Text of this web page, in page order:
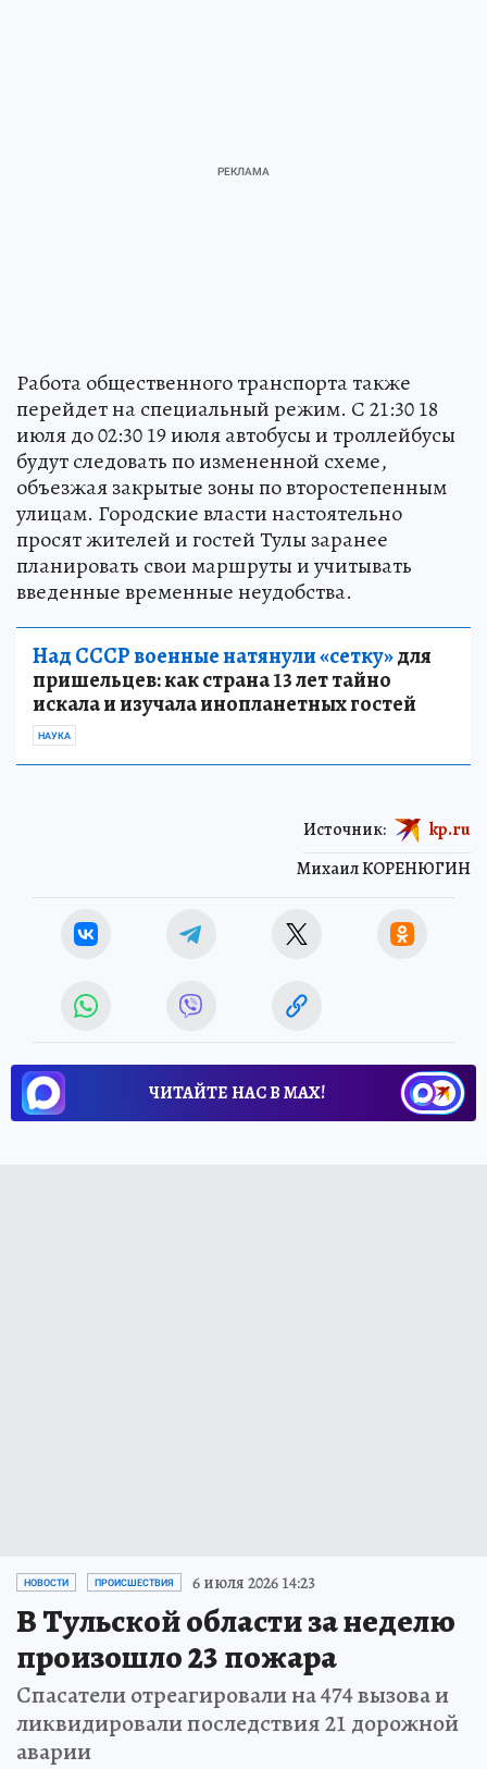
Работа общественного транспорта также
перейдет на специальный режим. С 21:30 18
июля до 02:30 19 июля автобусы и троллейбусы
будут следовать по измененной схеме,
объезжая закрытые зоны по второстепенным
улицам. Городские власти настоятельно
просят жителей и гостей Тулы заранее
планировать свои маршруты и учитывать
введенные временные неудобства.
Над СССР военные натянули «сетку»для
пришельцев: как страна 13 лет тайно
искала и изучала инопланетных гостей
НАУКА
Михаил КОРЕНЮГИН
Источник: kp.ru
ЧИТАЙТЕ НАС В МАХ!
НОВОСТИ ПРОИСШЕСТВИЯ 6 июля 2026 14:23
В Тульской области за неделю
произошло 23 пожара
Спасатели отреагировали на 474 вызова и
ликвидировали последствия 21 дорожной
аварии